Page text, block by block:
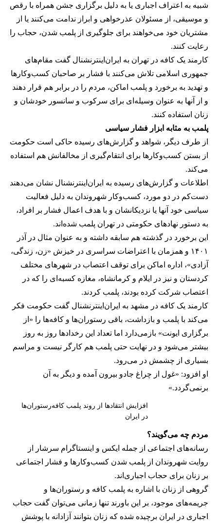
شبیه به اعتراف اجباری یا به دلیل برگزاری جشن همراه با رقص
و موسیقی، از مسئولان عذرخواهی و ابراز ندامت می‌کنند یا از
مشتریان خود می‌خواهند برای جلوگیری از پلمب شدن، حجاب را
رعایت کنند.
کارمند یک کافه در تهران به ایران‌اینترنشنال گفت مقام‌های
جمهوری اسلامی تلاش می‌کنند با فشار بر صاحبان کسب‌وکارها
و تهدید به برخورد و پلمب اماکن، مردم را در برابر هم قرار دهند
و از آنها به عنوان وسیله‌ای برای سرکوب و سانسور خودشان و
زنان استفاده کنند.
پلمب به مثابه ابزار فشار سیاسی
از طرف دیگر، شواهد و گزارش‌های رسیده حاکی است حکومت
از بستن کسب‌وکارها برای انتقام‌گیری از مخالفانش هم استفاده
می‌کند.
اطلاعات و گزارش‌های رسیده به ایران‌اینترنشنال نشان می‌دهند
دست‌کم در دو مورد، کسب‌وکار شهروندان به دلیل فعالیت
سیاسی خود آنها یا نزدیکانشان و با هدف اعمال فشار بر افراد،
به دستور نهادهای حکومتی در تهران پلمب شده‌اند.
این برخورد در گذشته هم سابقه داشته و به عنوان مثال در آذر
۱۴۰۱ و همزمان با اعتراضات سراسری در خیزش «زن، زندگی،
آزادی»، اداره اماکن برای توقف اعتصاب در شهرهای مختلف
کردستان و نیز در ایلام و کرمانشاه، مغازه کسبه‌ای را که در
اعتصاب شرکت کرده بودند، پلمب کردند.
کارمند یک کافه در مشهد به ایران‌اینترنشنال گفت حکومت فکر
می‌کند با پلمب و بازداشت، باقی رستوران‌ها و کافه‌ها را «از
برگزاری ایونت» بازمی‌دارد اما تعداد این رخدادها روز به روز
بیشتر می‌شود و در نهایت حتی پلمب هم کارگر نیست و مراسم
بسیاری از چشمش در می‌رود.
او افزود: «غول از چراغ جادو بیرون آمده و دیگر به آن
برنمی‎‌گردد.»
افزایش انتقادها از روند پلمب کافه‌رستوران‌ها
در ایران
مردم چه می‌گویند؟
رسانه‎‌های اجتماعی از جمله ایکس و اینستاگرام سرشار از
روایت شهروندان از پلمب شدن کسب‌وکارها و فشار اجتماعی
بر زنان برای حجاب اجباری‌اند.
گروهی از زنان با اشاره به پلمب کافه و رستوران‌ها و
جریمه‌های موجود، بر این باورند تنها زمانی می‌توان گفت حجاب
اجباری در ایران برچیده شده که زنان بتوانند آزادانه با پوشش